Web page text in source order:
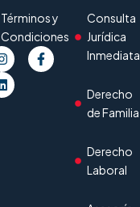
Términos y
Condiciones
Consulta
Jurídica
Inmediata
Derecho
de Familia
Derecho
Laboral